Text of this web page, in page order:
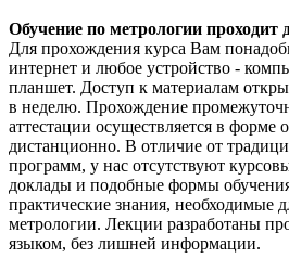
Обучение по метрологии проходит
Для прохождения курса Вам
интернет и любое устройство -
планшет. Доступ к материалам
в неделю. Прохождение
аттестации осуществляется в форме
дистанционно. В отличие от
программ, у нас отсутствуют
доклады и подобные формы
практические знания, необходимые
метрологии. Лекции разработаны
языком, без лишней информации.